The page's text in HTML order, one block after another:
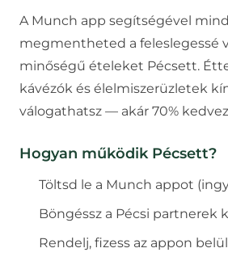
A Munch app segítségével
megmentheted a feleslegessé
minőségű ételeket Pécsett.
kávézók és élelmiszerüzletek
válogathatsz — akár 70%
Hogyan működik Pécsett?
Töltsd le a Munch appot
Böngéssz a Pécsi partnerek
Rendelj, fizess az appon belül